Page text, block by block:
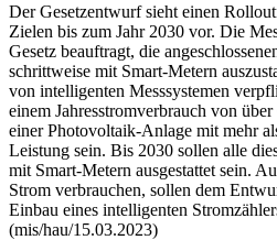
Der Gesetzentwurf sieht einen
Zielen bis zum Jahr 2030 vor. Die
Gesetz beauftragt, die
schrittweise mit Smart-Metern
von intelligenten Messsystemen
einem Jahresstromverbrauch von
einer Photovoltaik-Anlage mit mehr
Leistung sein. Bis 2030 sollen alle
mit Smart-Metern ausgestattet sein.
Strom verbrauchen, sollen dem
Einbau eines intelligenten
(mis/hau/15.03.2023)